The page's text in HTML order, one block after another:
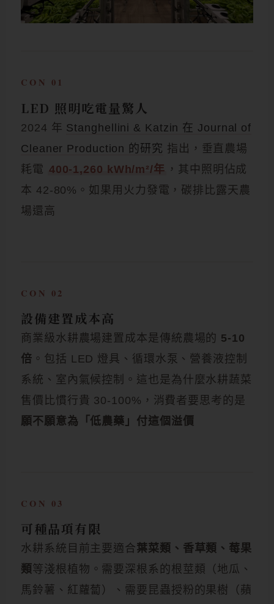
CON 01
LED 照明吃電量驚人
2024 年 Stanghellini & Katzin 在 Journal of
Cleaner Production 的研究 指出，垂直農場
耗電 400-1,260 kWh/m²/年 ，其中照明佔成
本 42-80%。如果用火力發電，碳排比露天農
場還高
CON 02
設備建置成本高
商業級水耕農場建置成本是傳統農場的 5-10
倍 。包括 LED 燈具、循環水泵、營養液控制
系統、室內氣候控制。這也是為什麼水耕蔬菜
售價比慣行貴 30-100%，消費者要思考的是
願不願意為「低農藥」付這個溢價
CON 03
可種品項有限
水耕系統目前主要適合葉菜類、香草類、莓果
類等淺根植物。需要深根系的根莖類（地瓜、
馬鈴薯、紅蘿蔔）、需要昆蟲授粉的果樹（蘋